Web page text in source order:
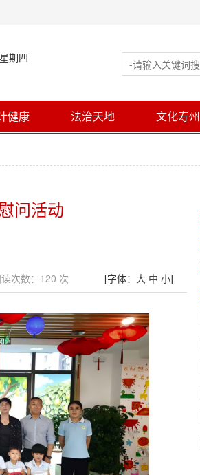
期四
健康 法治天地 文化寿州
问活动
次数： 120 次 [字体： 大 中 小]